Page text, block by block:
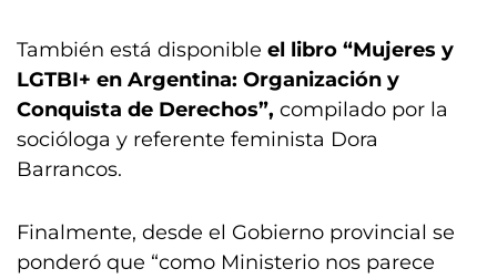
También está disponible el libro “Mujeres y
LGTBI+ en Argentina: Organización y
Conquista de Derechos”, compilado por la
socióloga y referente feminista Dora
Barrancos.
Finalmente, desde el Gobierno provincial se
ponderó que “como Ministerio nos parece